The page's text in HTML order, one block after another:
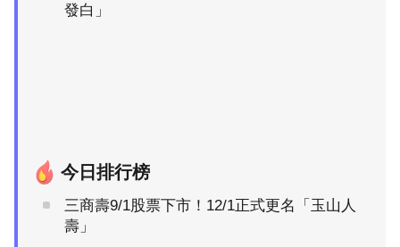
發白」
今日排行榜
三商壽9/1股票下市！12/1正式更名「玉山人
壽」